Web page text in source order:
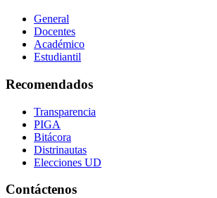
General
Docentes
Académico
Estudiantil
Recomendados
Transparencia
PIGA
Bitácora
Distrinautas
Elecciones UD
Contáctenos